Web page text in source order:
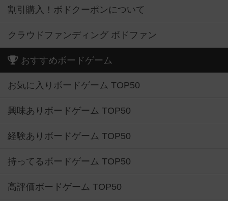
割引購入！ボドクーポンについて
クラウドファンディング ボドファン
おすすめボードゲーム
お気に入りボードゲーム TOP50
興味ありボードゲーム TOP50
経験ありボードゲーム TOP50
持ってるボードゲーム TOP50
高評価ボードゲーム TOP50